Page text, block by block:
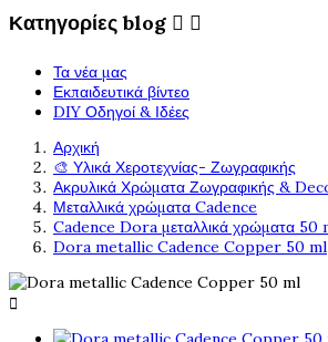
Κατηγορίες blog  
Τα νέα μας
Εκπαιδευτικά βίντεο
DIY Οδηγοί & Ιδέες
Αρχική
🎨 Υλικά Χεροτεχνίας- Ζωγραφικής
Ακρυλικά Χρώματα Ζωγραφικής &
Μεταλλικά χρώματα Cadence
Cadence Dora μεταλλικά χρώματα 50
Dora metallic Cadence Copper 50 ml
